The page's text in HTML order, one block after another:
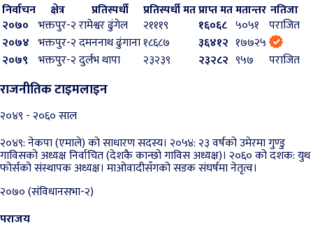
निर्वाचन क्षेत्र प्रतिस्पर्धी प्रतिस्पर्धी मतप्राप्त मतमतान्तर नतिजा
२०७० भक्तपुर-२रामेश्वर ढुंगेल २१११९ १६०६८ ५०५१ पराजित
२०७४ भक्तपुर-२दमननाथ ढुंगाना१८६८७ ३६४१२ १७७२५
२०७९ भक्तपुर-२दुर्लभ थापा २३२३९ २३२८२ ९५७ पराजित
राजनीतिक टाइमलाइन
२०४९ - २०६० साल
२०४९: नेकपा (एमाले) को साधारण सदस्य। २०५४: २३ वर्षको उमेरमा गुण्डु
गाविसको अध्यक्ष निर्वाचित (देशकै कान्छो गाविस अध्यक्ष)। २०६० को दशक: युथ
फोर्सको संस्थापक अध्यक्ष। माओवादीसँगको सडक संघर्षमा नेतृत्व।
२०७० (संविधानसभा-२)
पराजय